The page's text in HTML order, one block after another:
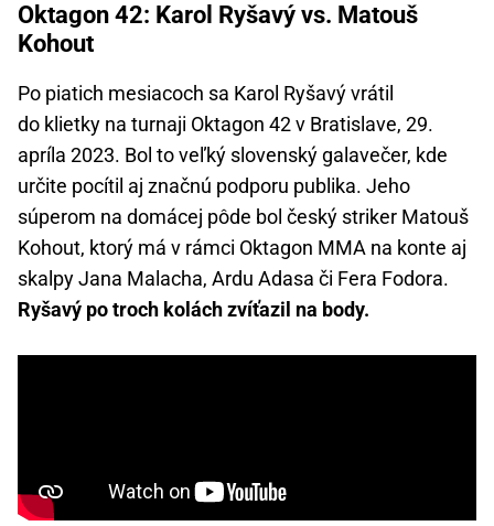
Oktagon 42: Karol Ryšavý vs. Matouš
Kohout
Po piatich mesiacoch sa Karol Ryšavý vrátil
do klietky na turnaji Oktagon 42 v Bratislave, 29.
apríla 2023. Bol to veľký slovenský galavečer, kde
určite pocítil aj značnú podporu publika. Jeho
súperom na domácej pôde bol český striker Matouš
Kohout, ktorý má v rámci Oktagon MMA na konte aj
skalpy Jana Malacha, Ardu Adasa či Fera Fodora.
Ryšavý po troch kolách zvíťazil na body.